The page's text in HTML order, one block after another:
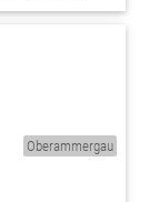
Oberammergau